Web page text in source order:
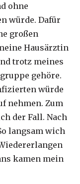
ohne
würde. Dafür
großen
Hausärztin
trotz meines
gehöre.
würde
nehmen. Zum
der Fall. Nach
langsam wich
kamen mein